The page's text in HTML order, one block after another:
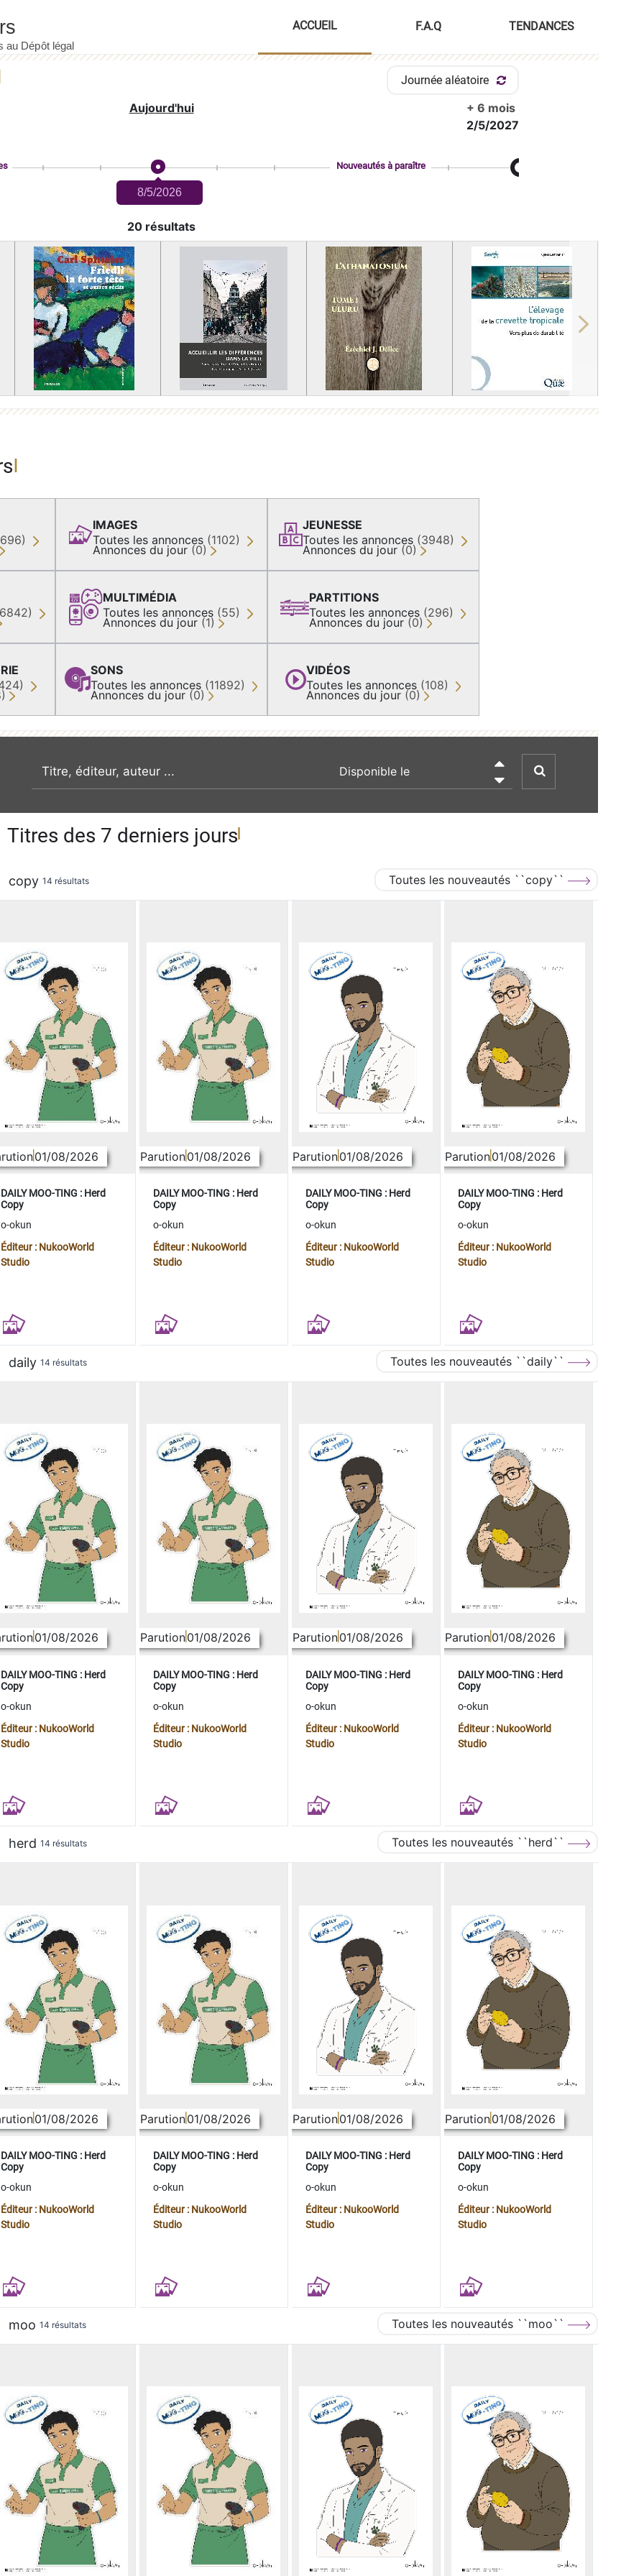
ACCUEIL F.A.Q TENDANCES
Journée aléatoire
Aujourd'hui
+ 6 mois
2/5/2027
8/5/2026
Nouveautés à paraître
20 résultats
Next
IMAGES
Toutes les annonces (1102)
Annonces du jour (0)
MULTIMÉDIA
Toutes les annonces (55)
Annonces du jour (1)
SONS
Toutes les annonces (11892)
Annonces du jour (0)
JEUNESSE
Toutes les annonces (3948)
Annonces du jour (0)
PARTITIONS
Toutes les annonces (296)
Annonces du jour (0)
VIDÉOS
Toutes les annonces (108)
Annonces du jour (0)
recherche par mot clé

Titres des 7 derniers jours
copy 14 résultats Toutes les nouveautés ``copy``
01/08/2026
DAILY MOO-TING : Herd
Copy
o-okun
Éditeur : NukooWorld
Studio
Parution01/08/2026
DAILY MOO-TING : Herd
Copy
o-okun
Éditeur : NukooWorld
Studio
Parution01/08/2026
DAILY MOO-TING : Herd
Copy
o-okun
Éditeur : NukooWorld
Studio
Parution01/08/2026
DAILY MOO-TING : Herd
Copy
o-okun
Éditeur : NukooWorld
Studio
daily 14 résultats Toutes les nouveautés ``daily``
01/08/2026
DAILY MOO-TING : Herd
Copy
o-okun
Éditeur : NukooWorld
Studio
Parution01/08/2026
DAILY MOO-TING : Herd
Copy
o-okun
Éditeur : NukooWorld
Studio
Parution01/08/2026
DAILY MOO-TING : Herd
Copy
o-okun
Éditeur : NukooWorld
Studio
Parution01/08/2026
DAILY MOO-TING : Herd
Copy
o-okun
Éditeur : NukooWorld
Studio
herd 14 résultats Toutes les nouveautés ``herd``
01/08/2026
DAILY MOO-TING : Herd
Copy
o-okun
Éditeur : NukooWorld
Studio
Parution01/08/2026
DAILY MOO-TING : Herd
Copy
o-okun
Éditeur : NukooWorld
Studio
Parution01/08/2026
DAILY MOO-TING : Herd
Copy
o-okun
Éditeur : NukooWorld
Studio
Parution01/08/2026
DAILY MOO-TING : Herd
Copy
o-okun
Éditeur : NukooWorld
Studio
moo 14 résultats Toutes les nouveautés ``moo``